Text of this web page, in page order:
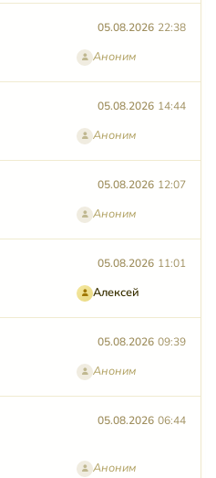
05.08.2026 22:38
Аноним
05.08.2026 14:44
Аноним
05.08.2026 12:07
Аноним
05.08.2026 11:01
Алексей
05.08.2026 09:39
Аноним
05.08.2026 06:44
Аноним